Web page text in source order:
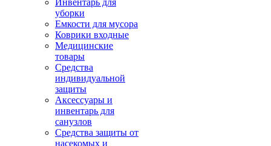
Инвентарь для
уборки
Емкости для мусора
Коврики входные
Медицинские
товары
Средства
индивидуальной
защиты
Аксессуары и
инвентарь для
санузлов
Средства защиты от
насекомых и